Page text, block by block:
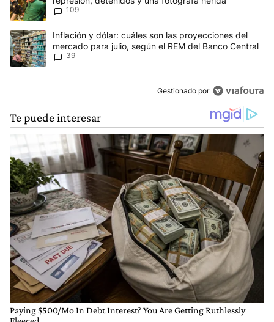
109
Un artículo de tendencia con el título "Inflación y dólar: cuáles
Inflación y dólar: cuáles son las proyecciones del
mercado para julio, según el REM del Banco Central
39
Gestionado por